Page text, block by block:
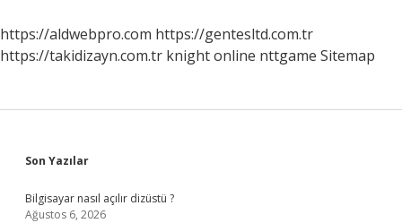
https://aldwebpro.com https://gentesltd.com.tr
https://takidizayn.com.tr knight online nttgame Sitemap
Sidebar
Son Yazılar
Bilgisayar nasıl açılır dizüstü ?
Ağustos 6, 2026